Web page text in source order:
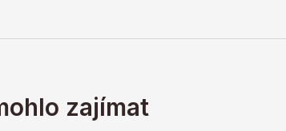
zajímat